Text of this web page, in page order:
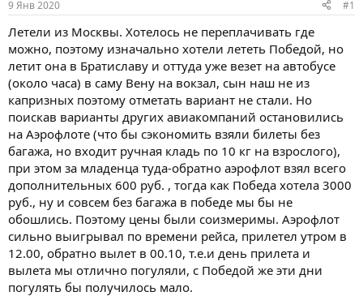
м
ы
а
л
9 Янв 2020 #1
Летели из Москвы. Хотелось не переплачивать где
можно, поэтому изначально хотели лететь Победой, но
летит она в Братиславу и оттуда уже везет на автобусе
(около часа) в саму Вену на вокзал, сын наш не из
капризных поэтому отметать вариант не стали. Но
поискав варианты других авиакомпаний остановились
на Аэрофлоте (что бы сэкономить взяли билеты без
багажа, но входит ручная кладь по 10 кг на взрослого),
при этом за младенца туда-обратно аэрофлот взял всего
дополнительных 600 руб. , тогда как Победа хотела 3000
руб., ну и совсем без багажа в победе мы бы не
обошлись. Поэтому цены были соизмеримы. Аэрофлот
сильно выигрывал по времени рейса, прилетел утром в
12.00, обратно вылет в 00.10, т.е.и день прилета и
вылета мы отлично погуляли, с Победой же эти дни
погулять бы получилось мало.